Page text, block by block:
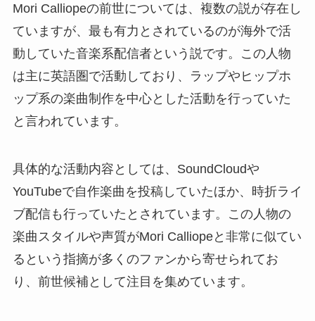
Mori Calliopeの前世については、複数の説が存在し
ていますが、最も有力とされているのが海外で活
動していた音楽系配信者という説です。この人物
は主に英語圏で活動しており、ラップやヒップホ
ップ系の楽曲制作を中心とした活動を行っていた
と言われています。
具体的な活動内容としては、SoundCloudや
YouTubeで自作楽曲を投稿していたほか、時折ライ
ブ配信も行っていたとされています。この人物の
楽曲スタイルや声質がMori Calliopeと非常に似てい
るという指摘が多くのファンから寄せられてお
り、前世候補として注目を集めています。